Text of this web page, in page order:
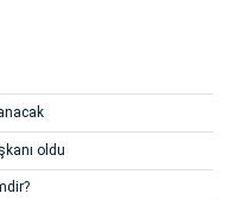
oldu